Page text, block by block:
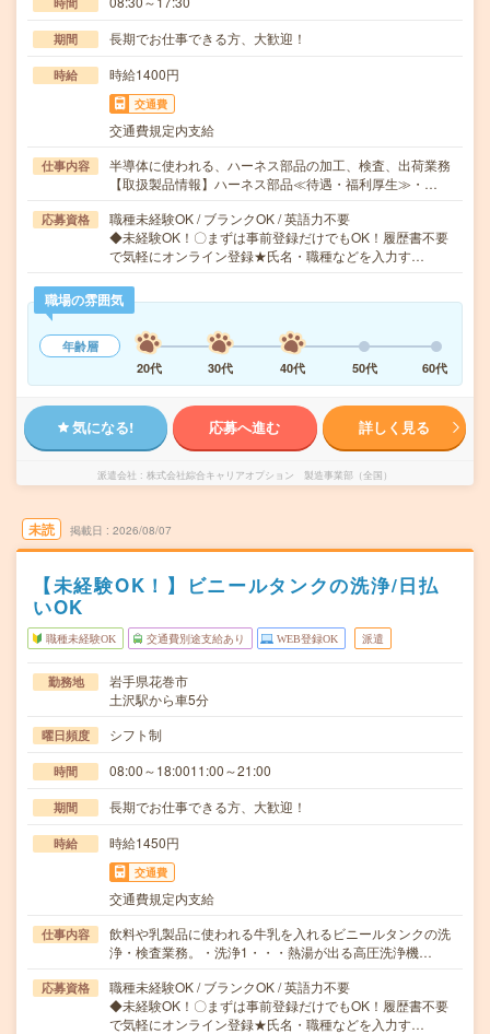
期間 長期でお仕事できる方、大歓迎！
時給 時給1400円
交通費
交通費規定内支給
仕事内容
半導体に使われる、ハーネス部品の加工、検査、出荷業務
【取扱製品情報】ハーネス部品≪待遇・福利厚生≫・…
応募資格
職種未経験OK / ブランクOK / 英語力不要
◆未経験OK！〇まずは事前登録だけでもOK！履歴書不要
で気軽にオンライン登録★氏名・職種などを入力す…
職場の雰囲気
年齢層
20代
30代 40代 50代 60代
気になる! 応募へ進む 詳しく見る
派遣会社 株式会社綜合キャリアオプション 製造事業部（全国）
未読 掲載日 2026/08/07
【未経験OK！】ビニールタンクの洗浄/日払
いOK
職種未経験OK 交通費別途支給あり WEB登録OK 派遣
勤務地
岩手県花巻市
土沢駅から車5分
曜日頻度 シフト制
時間 08:00～18:0011:00～21:00
期間 長期でお仕事できる方、大歓迎！
時給 時給1450円
交通費
交通費規定内支給
仕事内容
飲料や乳製品に使われる牛乳を入れるビニールタンクの洗
浄・検査業務。・洗浄1・・・熱湯が出る高圧洗浄機…
応募資格
職種未経験OK / ブランクOK / 英語力不要
◆未経験OK！〇まずは事前登録だけでもOK！履歴書不要
で気軽にオンライン登録★氏名・職種などを入力す…